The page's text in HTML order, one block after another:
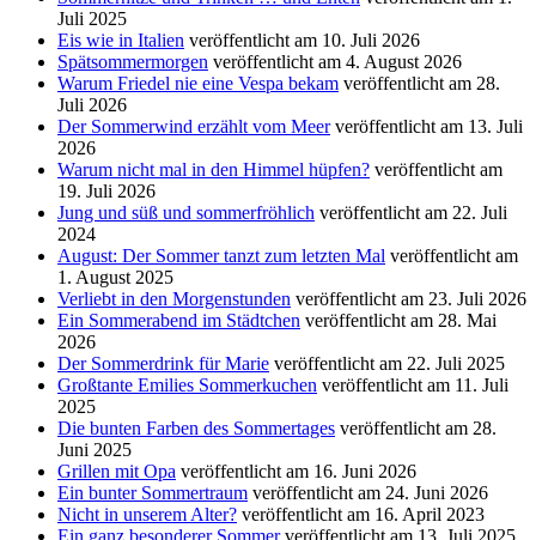
Juli 2025
Eis wie in Italien veröffentlicht am 10. Juli 2026
Spätsommermorgen veröffentlicht am 4. August 2026
Warum Friedel nie eine Vespa bekam veröffentlicht am 28.
Juli 2026
Der Sommerwind erzählt vom Meer veröffentlicht am 13. Juli
2026
Warum nicht mal in den Himmel hüpfen? veröffentlicht am
19. Juli 2026
Jung und süß und sommerfröhlich veröffentlicht am 22. Juli
2024
August: Der Sommer tanzt zum letzten Mal veröffentlicht am
1. August 2025
Verliebt in den Morgenstunden veröffentlicht am 23. Juli 2026
Ein Sommerabend im Städtchen veröffentlicht am 28. Mai
2026
Der Sommerdrink für Marie veröffentlicht am 22. Juli 2025
Großtante Emilies Sommerkuchen veröffentlicht am 11. Juli
2025
Die bunten Farben des Sommertages veröffentlicht am 28.
Juni 2025
Grillen mit Opa veröffentlicht am 16. Juni 2026
Ein bunter Sommertraum veröffentlicht am 24. Juni 2026
Nicht in unserem Alter? veröffentlicht am 16. April 2023
Ein ganz besonderer Sommer veröffentlicht am 13. Juli 2025